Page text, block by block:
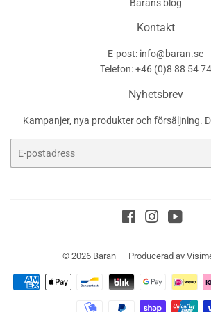
Barans blog
Kontakt
E-post: info@baran.se
Telefon: +46 (0)8 88 54 74
Nyhetsbrev
Kampanjer, nya produkter och försäljning.
post
FacebookInstagram
© 2026 Baran Producerad av